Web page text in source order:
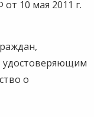
10 мая 2011 г.
о